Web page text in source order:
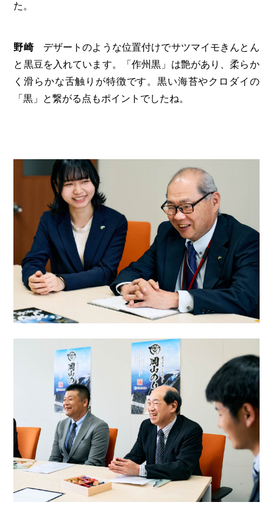
た。
野崎デザートのような位置付けでサツマイモきんとん
と黒豆を入れています。「作州黒」は艶があり、柔らか
く滑らかな舌触りが特徴です。黒い海苔やクロダイの
「黒」と繋がる点もポイントでしたね。